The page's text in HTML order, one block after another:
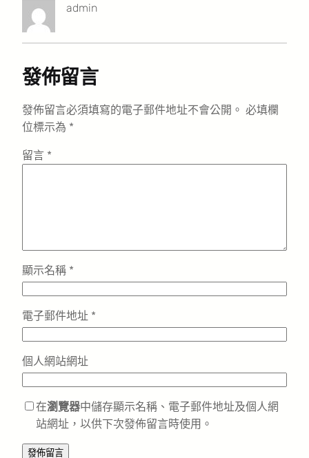
admin
發佈留言
發佈留言必須填寫的電子郵件地址不會公開。 必填欄
位標示為 *
留言 *
顯示名稱 *
電子郵件地址 *
個人網站網址
在瀏覽器中儲存顯示名稱、電子郵件地址及個人網
站網址，以供下次發佈留言時使用。